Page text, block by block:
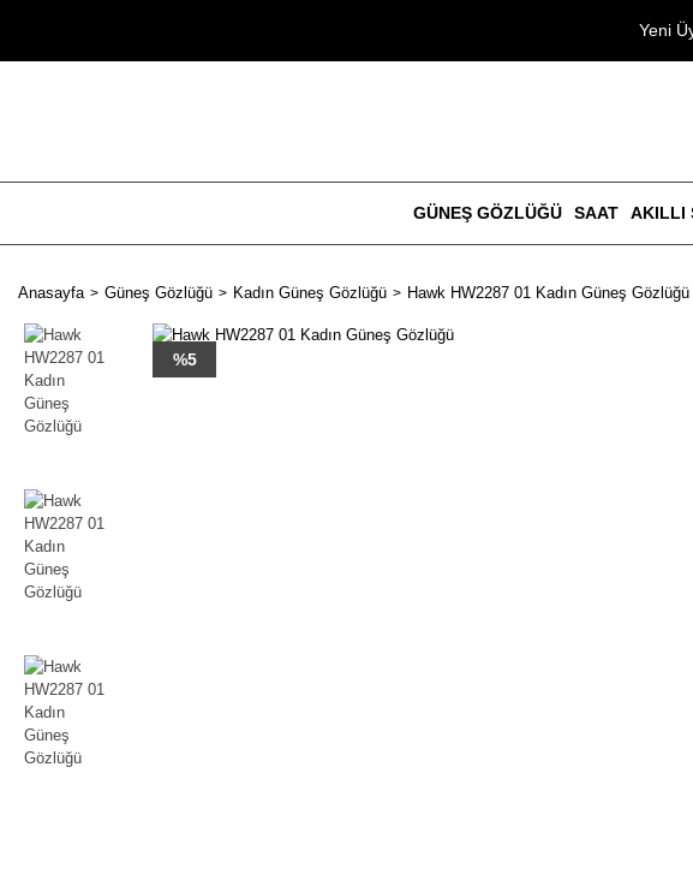
Yeni
GÜNEŞ GÖZLÜĞÜ SAAT AKILLI
Anasayfa Güneş Gözlüğü Kadın Güneş Gözlüğü Hawk HW2287 01 Kadın Güneş Gözlüğü
%5